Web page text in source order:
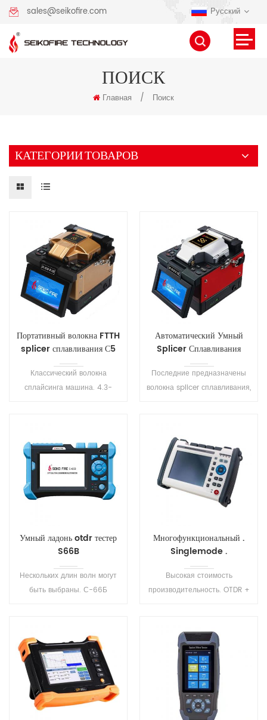
sales@seikofire.com Русский
ПОИСК
Главная / Поиск
КАТЕГОРИИ ТОВАРОВ
Портативный волокна FTTH
splicer сплавливания С5
Классический волокна
сплайсинга машина. 4.3-
Пыленепроницаемый,
водонепроницаемый,
ударопрочный, большая
приспособляемостьь
окружающей среды .
Автоматический Умный
Splicer Сплавливания
Стекловолокна С6
Последние предназначены
волокна splicer сплавливания,
Три-в-одном приспособление
волокна, подходит для всех
типов оптических волокон.
Умный ладонь otdr тестер
S66B
Нескольких длин волн могут
быть выбраны. С-66Б
Точность измерения
расстояния испытания и
потери волокна.
Многофункциональный .
Singlemode .
Мультимодовый . OTDR .
S2100 .
Высокая стоимость
производительность. OTDR +
WiFi +. Несколько вариантов
длин волн и динамических
диапазонов лучше всего
соответствует требованиям
пользователей